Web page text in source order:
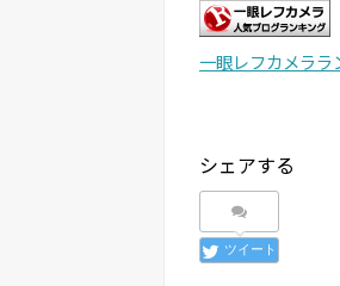
一眼レフカメララ
シェアする
ツイート